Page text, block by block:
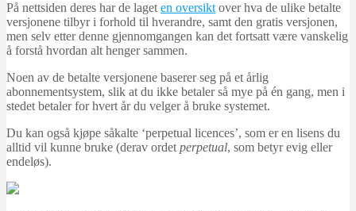
På nettsiden deres har de laget en oversikt over hva de ulike betalte
versjonene tilbyr i forhold til hverandre, samt den gratis versjonen,
men selv etter denne gjennomgangen kan det fortsatt være vanskelig
å forstå hvordan alt henger sammen.
Noen av de betalte versjonene baserer seg på et årlig
abonnementsystem, slik at du ikke betaler så mye på én gang, men i
stedet betaler for hvert år du velger å bruke systemet.
Du kan også kjøpe såkalte ‘perpetual licences’, som er en lisens du
alltid vil kunne bruke (derav ordet perpetual, som betyr evig eller
endeløs).